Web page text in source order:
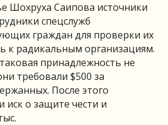
Шохруха Саипова источники
спецслужб
граждан для проверки их
к радикальным организациям.
принадлежность не
требовали $500 за
После этого
иск о защите чести и